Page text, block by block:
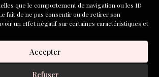
que le comportement de navigation ou les ID
fait de ne pas consentir ou de retirer son
un effet négatif sur certaines caractéristiques et
Accepter
Refuser